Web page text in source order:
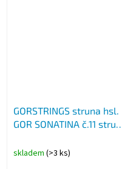
GORSTRINGS struna hsl.
GOR SONATINA č.11 struna
skladem (>3 ks)